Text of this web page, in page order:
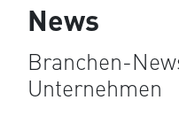
News
Branchen-
Unternehmen